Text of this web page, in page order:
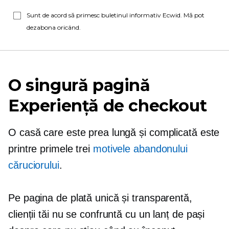
Sunt de acord să primesc buletinul informativ Ecwid. Mă pot
dezabona oricând.
O singură pagină
Experiență de checkout
O casă care este prea lungă și complicată este
printre primele trei motivele abandonului
căruciorului.
Pe pagina de plată unică și transparentă,
clienții tăi nu se confruntă cu un lanț de pași